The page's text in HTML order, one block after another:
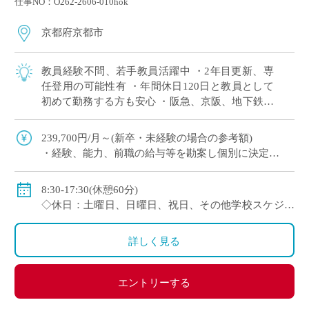
京都府京都市
教員経験不問、若手教員活躍中 ・2年目更新、専
任登用の可能性有 ・年間休日120日と教員として
初めて勤務する方も安心 ・阪急、京阪、地下鉄と
隣他府県からも1時間程度で通勤可） […]
239,700円/月～(新卒・未経験の場合の参考額)
・経験、能⼒、前職の給与等を勘案し個別に決定
・450万円／経験3年：30歳（⽉給24万1300円＋賞与＋
他⼿当）
・500万円／経験6年：33歳（⽉給24万7900円＋賞与＋
◇賞与：有
◇保険：私学共済、雇用保険、労災保険
8:30-17:30(休憩60分)
◇休日：土曜日、日曜日、祝日、その他学校スケジュ
・年間休日120日のシフト制
詳しく見る
エントリーする